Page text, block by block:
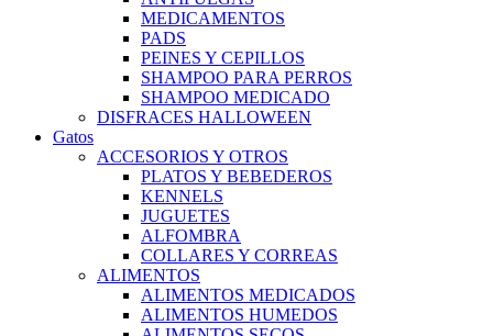
MEDICAMENTOS
PADS
PEINES Y CEPILLOS
SHAMPOO PARA PERROS
SHAMPOO MEDICADO
DISFRACES HALLOWEEN
Gatos
ACCESORIOS Y OTROS
PLATOS Y BEBEDEROS
KENNELS
JUGUETES
ALFOMBRA
COLLARES Y CORREAS
ALIMENTOS
ALIMENTOS MEDICADOS
ALIMENTOS HUMEDOS